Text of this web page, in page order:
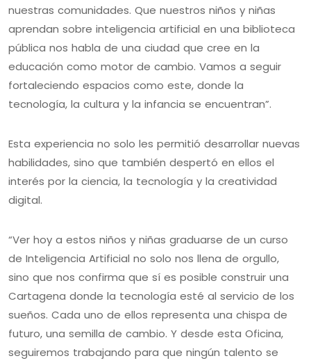
nuestras comunidades. Que nuestros niños y niñas
aprendan sobre inteligencia artificial en una biblioteca
pública nos habla de una ciudad que cree en la
educación como motor de cambio. Vamos a seguir
fortaleciendo espacios como este, donde la
tecnología, la cultura y la infancia se encuentran”.
Esta experiencia no solo les permitió desarrollar nuevas
habilidades, sino que también despertó en ellos el
interés por la ciencia, la tecnología y la creatividad
digital.
“Ver hoy a estos niños y niñas graduarse de un curso
de Inteligencia Artificial no solo nos llena de orgullo,
sino que nos confirma que sí es posible construir una
Cartagena donde la tecnología esté al servicio de los
sueños. Cada uno de ellos representa una chispa de
futuro, una semilla de cambio. Y desde esta Oficina,
seguiremos trabajando para que ningún talento se